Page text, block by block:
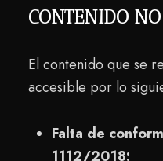
CONTENIDO
El contenido que se
accesible por lo
Falta de
1112/2018: